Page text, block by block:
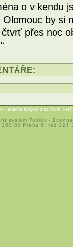
o víkendu
by si
přes noc
- snadné spojení mezi lidmi,
systém Toolkit -
160 00 Praha 6; tel: 224